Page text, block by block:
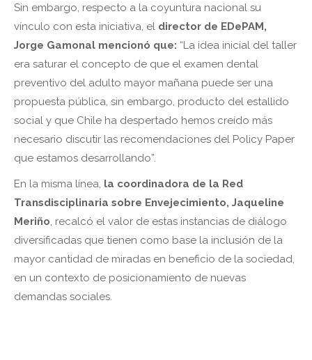
Sin embargo, respecto a la coyuntura nacional su
vínculo con esta iniciativa, el director de EDePAM,
Jorge Gamonal mencionó que: “La idea inicial del taller
era saturar el concepto de que el examen dental
preventivo del adulto mayor mañana puede ser una
propuesta pública, sin embargo, producto del estallido
social y que Chile ha despertado hemos creído más
necesario discutir las recomendaciones del Policy Paper
que estamos desarrollando”.
En la misma línea, la coordinadora de la Red
Transdisciplinaria sobre Envejecimiento, Jaqueline
Meriño, recalcó el valor de estas instancias de diálogo
diversificadas que tienen como base la inclusión de la
mayor cantidad de miradas en beneficio de la sociedad,
en un contexto de posicionamiento de nuevas
demandas sociales.